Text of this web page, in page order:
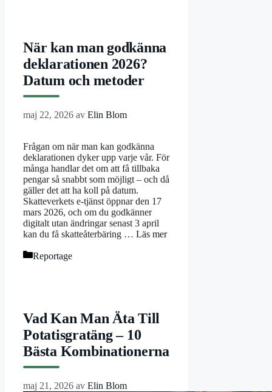
När kan man godkänna
deklarationen 2026?
Datum och metoder
maj 22, 2026 av Elin Blom
Frågan om när man kan godkänna
deklarationen dyker upp varje vår. För
många handlar det om att få tillbaka
pengar så snabbt som möjligt – och då
gäller det att ha koll på datum.
Skatteverkets e-tjänst öppnar den 17
mars 2026, och om du godkänner
digitalt utan ändringar senast 3 april
kan du få skatteåterbäring … Läs mer
Kategorier
Reportage
Vad Kan Man Äta Till
Potatisgratäng – 10
Bästa Kombinationerna
maj 21, 2026 av Elin Blom